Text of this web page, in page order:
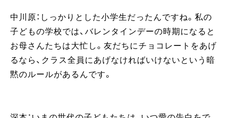
中川原：しっかりとした小学生だったんですね。私の
子どもの学校では、バレンタインデーの時期になると
お母さんたちは大忙し。友だちにチョコレートをあげ
るなら、クラス全員にあげなければいけないという暗
黙のルールがあるんです。